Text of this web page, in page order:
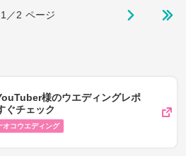
1／2 ページ
様のウエディングレポ
ぐチェック
オコウエディング